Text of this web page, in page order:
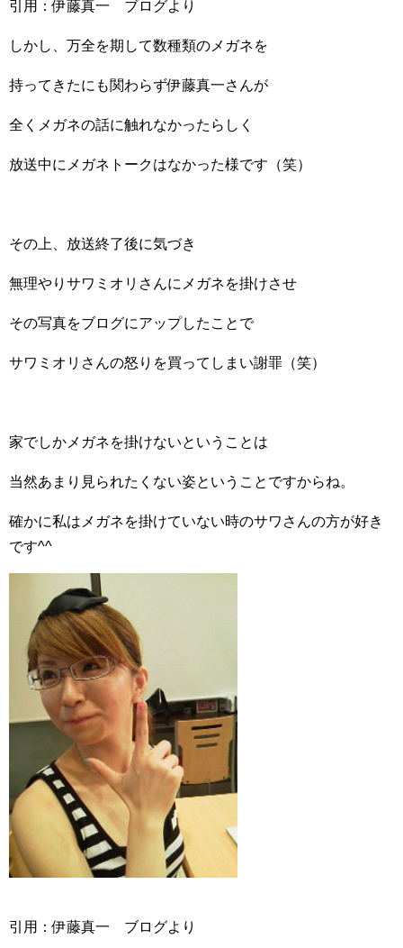
引用：伊藤真一 ブログより
しかし、万全を期して数種類のメガネを
持ってきたにも関わらず伊藤真一さんが
全くメガネの話に触れなかったらしく
放送中にメガネトークはなかった様です（笑）
その上、放送終了後に気づき
無理やりサワミオリさんにメガネを掛けさせ
その写真をブログにアップしたことで
サワミオリさんの怒りを買ってしまい謝罪（笑）
家でしかメガネを掛けないということは
当然あまり見られたくない姿ということですからね。
確かに私はメガネを掛けていない時のサワさんの方が好き
です^^
引用：伊藤真一 ブログより